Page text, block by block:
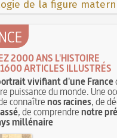
de la figure
2000 ANS L'HISTOIRE
ARTICLES ILLUSTRÉS
vivifiant d'une France
puissance du monde. Une
connaîtrenos racines, de
, de comprendrenotre
millénaire